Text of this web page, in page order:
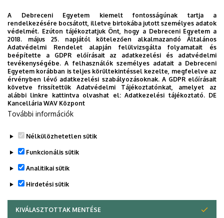
Műszaki projektmenedzsment szakember / Műszaki
projektmenedzsment szakmérnök szakirányú
továbbképzési szak
Szakirányú továbbképzési szakok angol nyelven:
Lean Engineer / Lean Manager postgraduate
program
Strategic Engineering and Sustainability Leadership
postgraduate program
Legutóbbi frissítés: 2026. 01. 06. 15:30
A Debreceni Egyetem kiemelt fontosságúnak tartja a
rendelkezésére bocsátott, illetve birtokába jutott személyes adatok
védelmét. Ezúton tájékoztatjuk Önt, hogy a Debreceni Egyetem a
2018. május 25. napjától kötelezően alkalmazandó Általános
Adatvédelmi Rendelet alapján felülvizsgálta folyamatait és
beépítette a GDPR előírásait az adatkezelési és adatvédelmi
tevékenységébe. A felhasználók személyes adatait a Debreceni
Egyetem korábban is teljes körültekintéssel kezelte, megfelelve az
érvényben lévő adatkezelési szabályozásoknak. A GDPR előírásait
követve frissítettük Adatvédelmi Tájékoztatónkat, amelyet az
alábbi linkre kattintva olvashat el:Adatkezelési tájékoztató. DE
Kancellária WAV Központ
További információk
Nélkülözhetetlen sütik
Funkcionális sütik
Analitikai sütik
Hirdetési sütik
KIVÁLASZTOTTAK MENTÉSE
WITHDRAW CONSENT